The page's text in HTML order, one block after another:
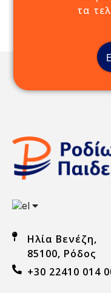
τα
Ηλία Βενέζη,
85100, Ρόδος
+30 22410 014